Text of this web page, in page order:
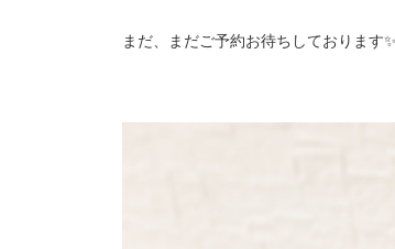
まだ、まだご予約お待ちしております✨